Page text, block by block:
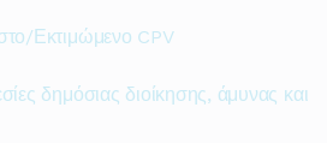
Εκτιμώμενο CPV
δημόσιας διοίκησης, άμυνας και